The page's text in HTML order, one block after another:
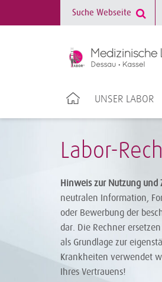
UNSER LABOR
Labor-
Hinweis zur Nutzung und
neutralen Information,
oder Bewerbung der
dar. Die Rechner
als Grundlage zur
Krankheiten verwendet
Ihres Vertrauens!